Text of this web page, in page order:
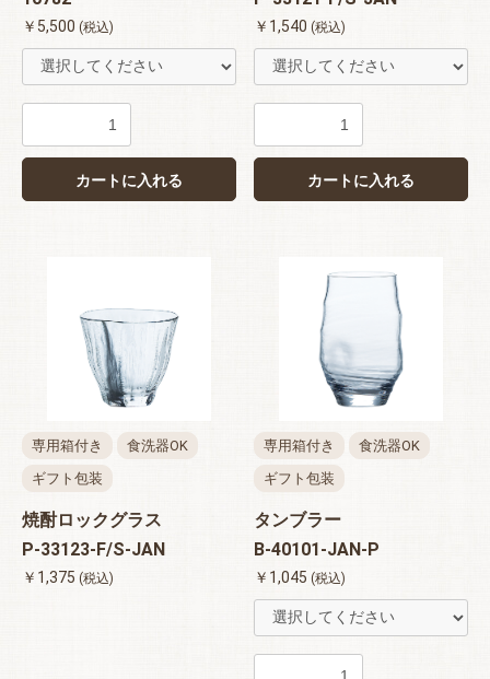
￥5,500 (税込)
カートに入れる
￥1,540 (税込)
カートに入れる
専用箱付き
食洗器OK
ギフト包装
焼酎ロックグラス
P-33123-F/S-JAN
￥1,375 (税込)
専用箱付き
食洗器OK
ギフト包装
タンブラー
B-40101-JAN-P
￥1,045 (税込)
お買い物を続ける カートへ進む